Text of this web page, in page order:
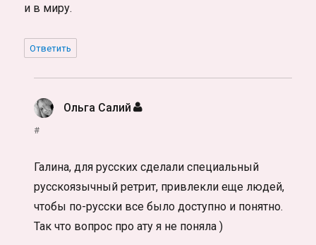
и в миру.
Ответить
Ольга Салий :
#
Галина, для русских сделали специальный
русскоязычный ретрит, привлекли еще людей,
чтобы по-русски все было доступно и понятно.
Так что вопрос про ату я не поняла )